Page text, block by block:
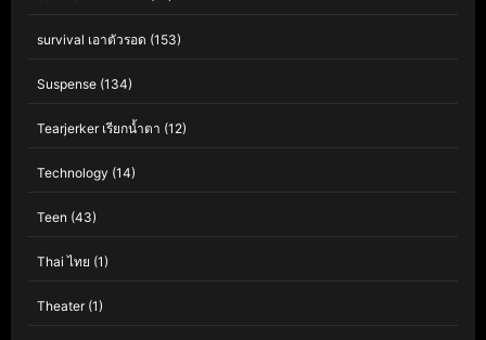
survival เอาตัวรอด (153)
Suspense (134)
Tearjerker เรียกน้ำตา (12)
Technology (14)
Teen (43)
Thai ไทย (1)
Theater(1)